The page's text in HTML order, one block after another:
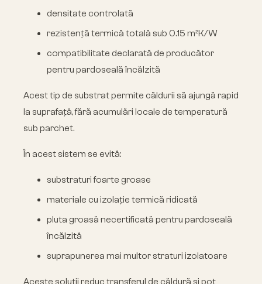
densitate controlată
rezistență termică totală sub 0.15 m²K/W
compatibilitate declarată de producător
pentru pardoseală încălzită
Acest tip de substrat permite căldurii să ajungă rapid
la suprafață, fără acumulări locale de temperatură
sub parchet.
În acest sistem se evită:
substraturi foarte groase
materiale cu izolație termică ridicată
pluta groasă necertificată pentru pardoseală
încălzită
suprapunerea mai multor straturi izolatoare
Aceste soluții reduc transferul de căldură și pot